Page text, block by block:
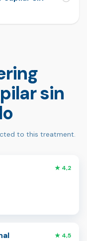
sin
to this treatment.
★ 4,2
★ 4,5